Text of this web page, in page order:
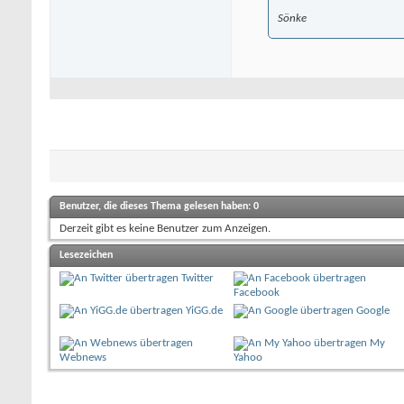
Sönke
Benutzer, die dieses Thema gelesen haben: 0
Derzeit gibt es keine Benutzer zum Anzeigen.
Lesezeichen
Twitter
Facebook
YiGG.de
Google
Webnews
My
Yahoo